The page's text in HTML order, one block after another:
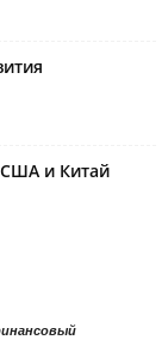
США и Китай